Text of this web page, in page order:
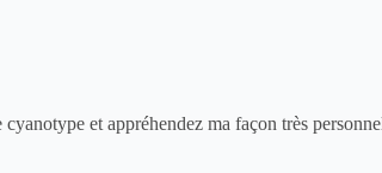
cyanotype et appréhendez ma façon très